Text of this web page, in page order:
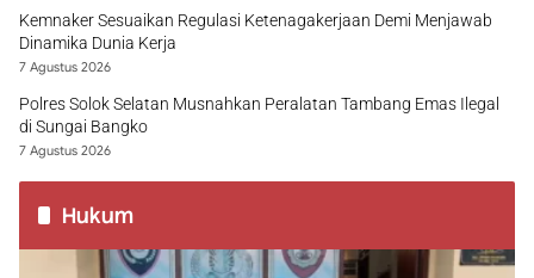
Kemnaker Sesuaikan Regulasi Ketenagakerjaan Demi Menjawab
Dinamika Dunia Kerja
7 Agustus 2026
Polres Solok Selatan Musnahkan Peralatan Tambang Emas Ilegal
di Sungai Bangko
7 Agustus 2026
Hukum